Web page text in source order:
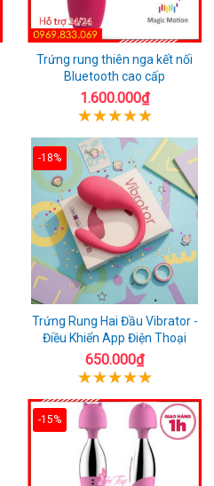
Trứng rung thiên nga kết nối
Bluetooth cao cấp
1.600.000₫
-18%
Trứng Rung Hai Đầu Vibrator -
Điều Khiển App Điện Thoại
650.000₫
-15%